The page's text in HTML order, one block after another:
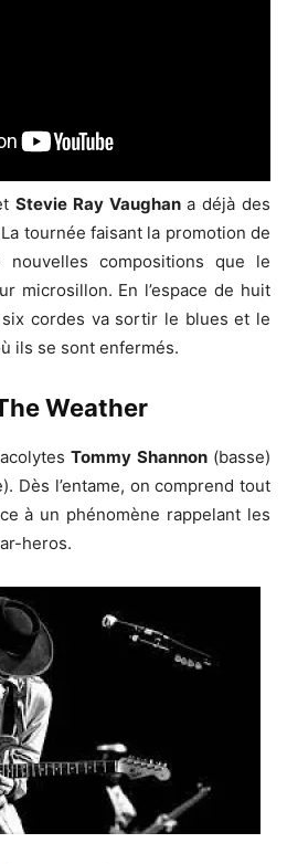
Stevie Ray Vaughana déjà des
tournée faisant la promotion de
nouvelles compositions que le
microsillon. En l’espace de huit
cordes va sortir le blues et le
ils se sont enfermés.
Weather
Tommy Shannon(basse)
Dès l’entame, on comprend tout
à un phénomène rappelant les
heros.